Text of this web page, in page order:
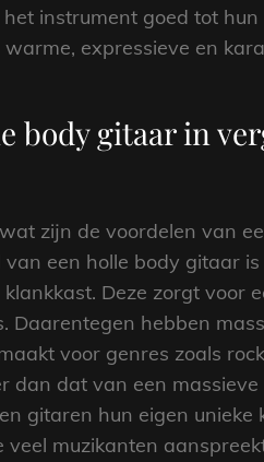
instrument goed tot
expressieve en
body gitaar in
zijn de voordelen van
een holle body gitaar
Deze zorgt voor
Daarentegen hebben
voor genres zoals
dan dat van een
gitaren hun eigen
muzikanten